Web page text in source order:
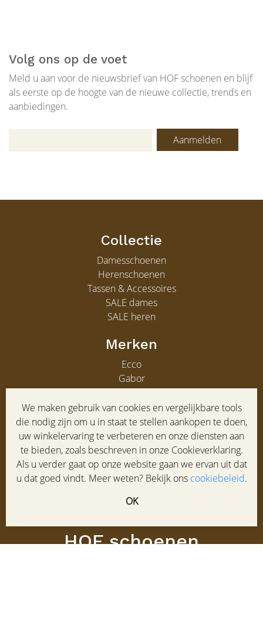
We maken gebruik van cookies en vergelijkbare tools
die nodig zijn om u in staat te stellen aankopen te doen,
uw winkelervaring te verbeteren en onze diensten aan
te bieden, zoals beschreven in onze Cookieverklaring.
Als u verder gaat op onze website gaan we ervan uit dat
u dat goed vindt. Meer weten? Bekijk ons cookiebeleid.
OK
Volg ons op de voet
Meld u aan voor de nieuwsbrief van HOF schoenen en blijf
als eerste op de hoogte van de nieuwe collectie, trends en
aanbiedingen.
Aanmelden
Collectie
Damesschoenen
Herenschoenen
Tassen & Accessoires
SALE dames
SALE heren
Merken
Ecco
Gabor
Clarks
Gabor heren
Service
Klantenservice
Maatadvies
Winkel
Veelgestelde vragen
HOF schoenen